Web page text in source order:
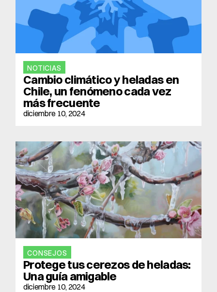
NOTICIAS
Cambio climático y heladas en
Chile, un fenómeno cada vez
más frecuente
diciembre 10, 2024
CONSEJOS
Protege tus cerezos de heladas:
Una guía amigable
diciembre 10, 2024